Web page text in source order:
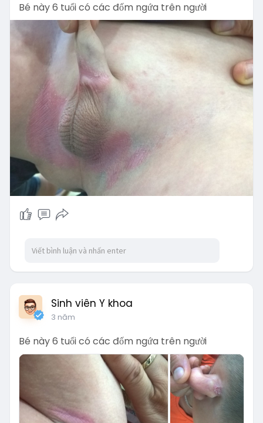
Bé này 6 tuổi có các đốm ngứa trên người
Sinh viên Y khoa
3 năm
Bé này 6 tuổi có các đốm ngứa trên người